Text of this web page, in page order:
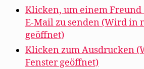
Klicken, um einem
E-Mail zu senden (Wird in
geöffnet)
Klicken zum Ausdrucken
Fenster geöffnet)